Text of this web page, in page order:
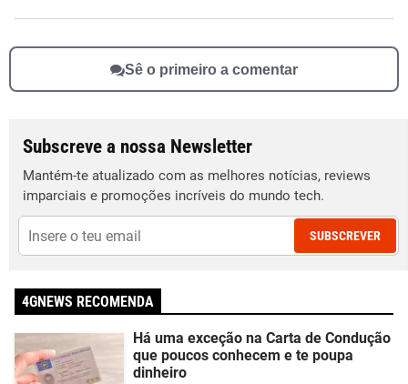
Sê o primeiro a comentar
Subscreve a nossa Newsletter
Mantém-te atualizado com as melhores notícias, reviews
imparciais e promoções incríveis do mundo tech.
SUBSCREVER
4GNEWS RECOMENDA
Há uma exceção na Carta de Condução
que poucos conhecem e te poupa
dinheiro